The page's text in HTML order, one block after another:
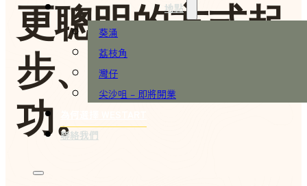
地點
葵涌
荔枝角
灣仔
尖沙咀 – 即將開業
聯絡我們
更聰明的方式起
步、擴展、成
功。